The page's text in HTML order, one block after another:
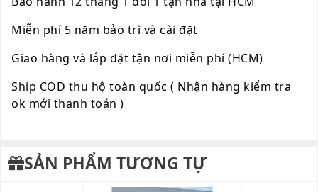
Miễn phí 5 năm bảo trì và cài đặt
Giao hàng và lắp đặt tận nơi miễn phí (HCM)
Ship COD thu hộ toàn quốc ( Nhận hàng kiểm tra
ok mới thanh toán )
SẢN PHẨM TƯƠNG TỰ